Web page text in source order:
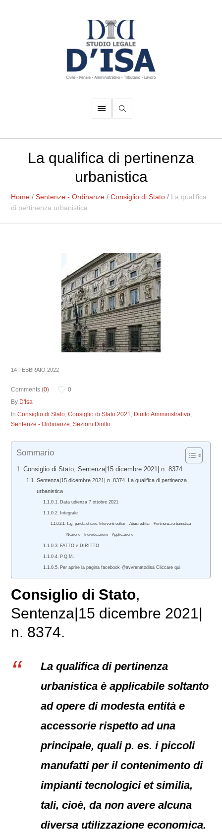
La qualifica di pertinenza
urbanistica
Home /Sentenze - Ordinanze /Consiglio di Stato / La qualifica
di pertinenza urbanistica
14 FEBBRAIO 2022
Comments (0)
0
By D'Isa
InConsiglio di Stato,Consiglio di Stato 2021, Diritto Amministrativo,
Sentenze - Ordinanze,Sezioni Diritto
Sommario
Consiglio di Stato, Sentenza|15 dicembre 2021| n. 8374.
Sentenza|15 dicembre 2021| n. 8374. La qualifica di pertinenza
urbanistica
Data udienza 7 ottobre 2021
Integrale
Tag- parola chiave: Interventi edilizi – Abusi edilizi – Pertinenza urbanistica –
Nozione – Individuazione – Applicazione
FATTO e DIRITTO
P.Q.M.
Per aprire la pagina facebook @avvrenatodisa Cliccare qui
Consiglio di Stato,
Sentenza|15 dicembre 2021|
n. 8374.
La qualifica di pertinenza
urbanistica è applicabile soltanto
ad opere di modesta entità e
accessorie rispetto ad una
principale, quali p. es. i piccoli
manufatti per il contenimento di
impianti tecnologici et similia,
tali, cioè, da non avere alcuna
diversa utilizzazione economica.